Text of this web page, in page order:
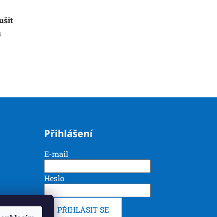
Přihlášení
E-mail
Heslo
PŘIHLÁSIT SE